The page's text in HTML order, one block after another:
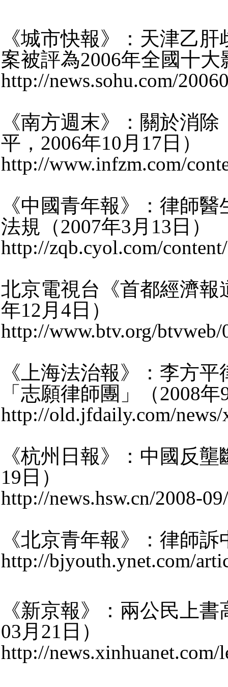
《城市快報》：天津乙
案被評為2006年全國十
http://news.sohu.com/
《南方週末》：關於消
平，2006年10月17日）
http://www.infzm.com/
《中國青年報》：律師
法規（2007年3月13日）
http://zqb.cyol.com/
北京電視台《首都經濟報
年12月4日）
http://www.btv.org/
《上海法治報》：李方
「志願律師團」（2008
http://old.jfdaily.com/
《杭州日報》：中國反
19日）
http://news.hsw.cn/2008-
《北京青年報》：律師
http://bjyouth.ynet.com/
《新京報》：兩公民上
03月21日）
http://